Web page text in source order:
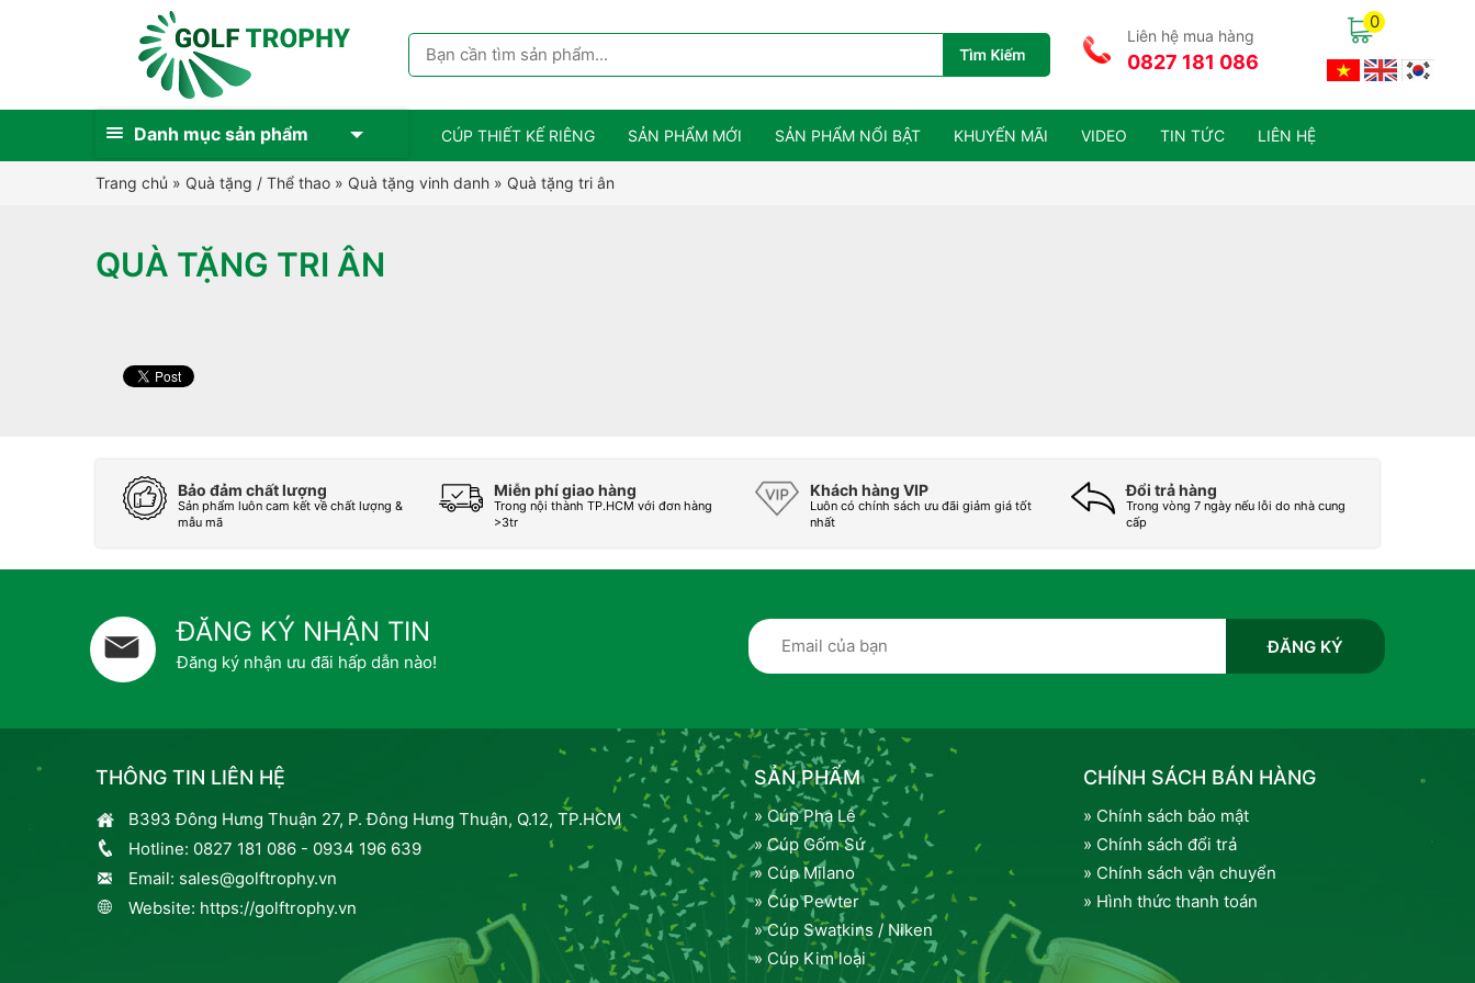
Liên hệ mua hàng
0827 181 086
0
Danh mục sản phẩm CÚP THIẾT KẾ RIÊNG SẢN PHẨM MỚI SẢN PHẨM NỔI BẬT KHUYẾN MÃI VIDEO TIN TỨC LIÊN HỆ
Trang chủ » Quà tặng / Thể thao » Quà tặng vinh danh » Quà tặng tri ân
QUÀ TẶNG TRI ÂN
Bảo đảm chất lượng
Sản phẩm luôn cam kết về chất lượng &
mẫu mã
Miễn phí giao hàng
Trong nội thành TP.HCM với đơn hàng
>3tr
Khách hàng VIP
Luôn có chính sách ưu đãi giảm giá tốt
nhất
Đổi trả hàng
Trong vòng 7 ngày nếu lỗi do nhà cung
cấp
ĐĂNG KÝ NHẬN TIN
Đăng ký nhận ưu đãi hấp dẫn nào!
THÔNG TIN LIÊN HỆ
B393 Đông Hưng Thuận 27, P. Đông Hưng Thuận, Q.12, TP.HCM
Hotline: 0827 181 086 - 0934 196 639
Email: sales@golftrophy.vn
Website: https://golftrophy.vn
SẢN PHẨM
» Cúp Pha Lê
» Cúp Gốm Sứ
» Cúp Milano
» Cúp Pewter
» Cúp Swatkins / Niken
» Cúp Kim loại
CHÍNH SÁCH BÁN HÀNG
» Chính sách bảo mật
» Chính sách đổi trả
» Chính sách vận chuyển
» Hình thức thanh toán